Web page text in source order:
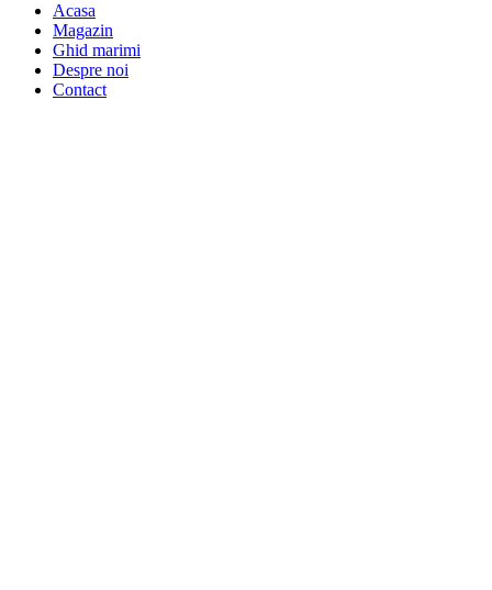
Acasa
Magazin
Ghid marimi
Despre noi
Contact